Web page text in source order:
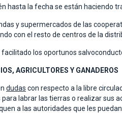
hasta la fecha se están haciendo
y supermercados de las
con el resto de centros de la
facilitado los oportunos
AGRICULTORES Y GANADEROS
dudas con respecto a la libre
para labrar las tierras o realizar sus
a las autoridades que les